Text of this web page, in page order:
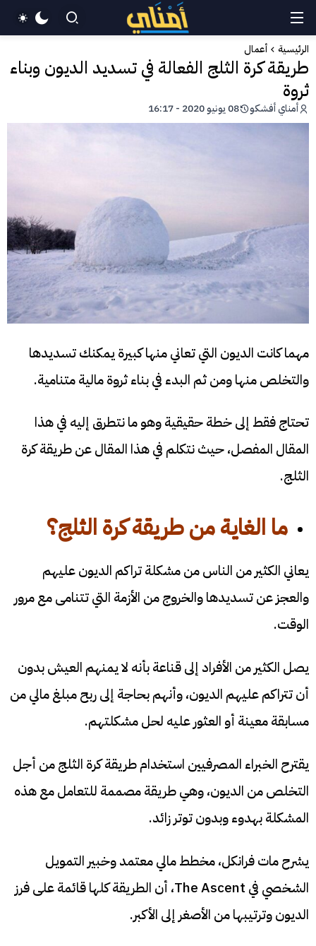
الرئيسية أعمال
طريقة كرة الثلج الفعالة في تسديد الديون وبناء
ثروة
أمناي أفشكو 08 يونيو 2020 - 16:17
مهما كانت الديون التي تعاني منها كبيرة يمكنك تسديدها
والتخلص منها ومن ثم البدء في بناء ثروة مالية متنامية.
تحتاج فقط إلى خطة حقيقية وهو ما نتطرق إليه في هذا
المقال المفصل، حيث نتكلم في هذا المقال عن طريقة كرة
الثلج.
ما الغاية من طريقة كرة الثلج؟
يعاني الكثير من الناس من مشكلة تراكم الديون عليهم
والعجز عن تسديدها والخروج من الأزمة التي تتنامى مع مرور
الوقت.
يصل الكثير من الأفراد إلى قناعة بأنه لا يمنهم العيش بدون
أن تتراكم عليهم الديون، وأنهم بحاجة إلى ربح مبلغ مالي من
مسابقة معينة أو العثور عليه لحل مشكلتهم.
يقترح الخبراء المصرفيين استخدام طريقة كرة الثلج من أجل
التخلص من الديون، وهي طريقة مصممة للتعامل مع هذه
المشكلة بهدوء وبدون توتر زائد.
يشرح مات فرانكل، مخطط مالي معتمد وخبير التمويل
الشخصي في The Ascent، أن الطريقة كلها قائمة على فرز
الديون وترتيبها من الأصغر إلى الأكبر.